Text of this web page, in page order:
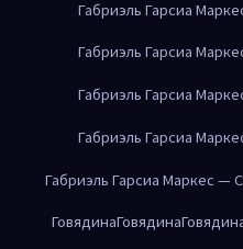
Габриэль Гарсиа
Габриэль Гарсиа
Габриэль Гарсиа
Габриэль Гарсиа
Габриэль Гарсиа Маркес —
ГовядинаГовядина